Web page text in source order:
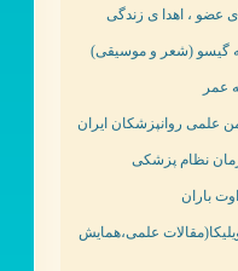
عضو ، اهدا ی زندگی
گیسو (شعر و موسیقی)
عمر
علمی روانپزشکان ایران
نظام پزشکی
باران
علمی،همایش